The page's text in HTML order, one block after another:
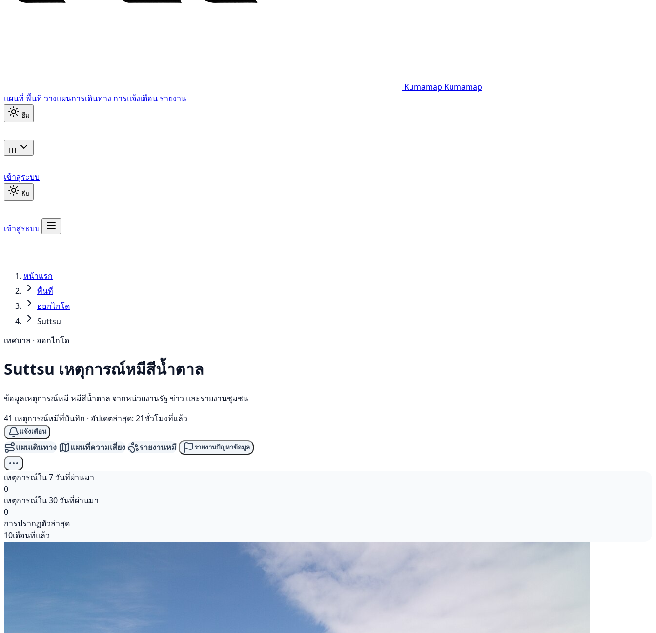
Kumamap Kumamap
แผนที่ พื้นที่ วางแผนการเดินทาง การแจ้งเตือน รายงาน
ธีม
TH
เข้าสู่ระบบ
ธีม
เข้าสู่ระบบ
หน้าแรก
พื้นที่
ฮอกไกโด
Suttsu
เทศบาล · ฮอกไกโด
Suttsu เหตุการณ์หมีสีน้ำตาล
ข้อมูลเหตุการณ์หมี หมีสีน้ำตาล จากหน่วยงานรัฐ ข่าว และรายงานชุมชน
41 เหตุการณ์หมีที่บันทึก · อัปเดตล่าสุด: 21ชั่วโมงที่แล้ว
แจ้งเตือน
แผนเดินทาง แผนที่ความเสี่ยง รายงานหมี รายงานปัญหาข้อมูล
เหตุการณ์ใน 7 วันที่ผ่านมา
0
เหตุการณ์ใน 30 วันที่ผ่านมา
0
การปรากฏตัวล่าสุด
10เดือนที่แล้ว